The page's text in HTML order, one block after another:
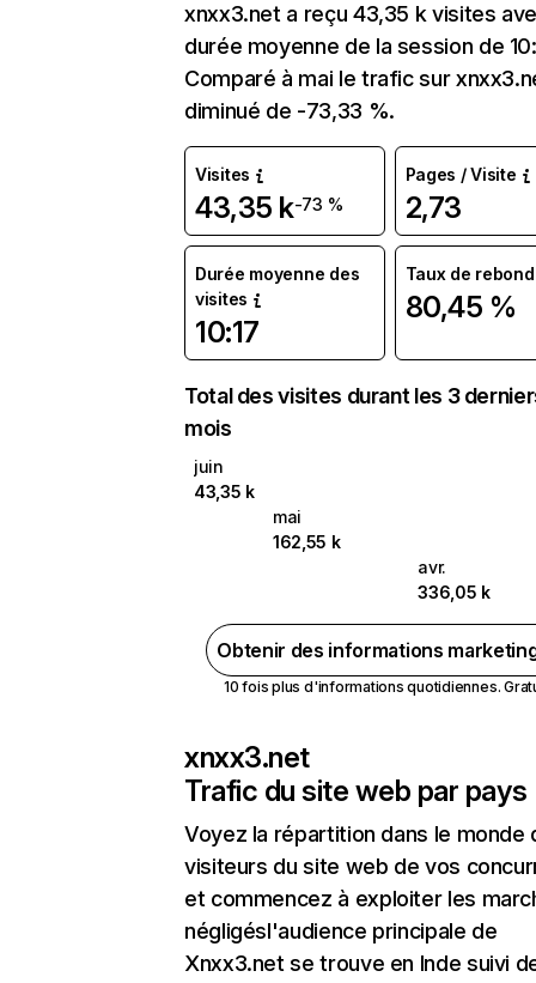
xnxx3.net a reçu 43,35 k visites
durée moyenne de la session de
Comparé à mai le trafic sur
diminué de -73,33 %.
Visites
43,35 k-73 %
Pages / Visite
2,73
Durée moyenne des
visites
10:17
Taux de rebond
80,45 %
Total des visites durant les 3
mois
juin
43,35 k
mai
162,55 k
avr.
336,05 k
Obtenir des informations
10 fois plus d'informations quotidiennes.
xnxx3.net
Trafic du site web par pays
Voyez la répartition dans le monde
visiteurs du site web de vos
et commencez à exploiter les
négligésl'audience principale de
Xnxx3.net se trouve en Inde suivi